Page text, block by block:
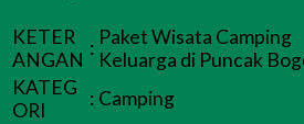
KETER
ANGAN
: Paket Wisata Camping
Keluarga di Puncak
KATEG
ORI
: Camping